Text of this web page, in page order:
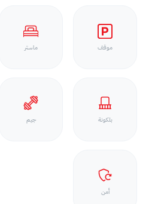
موقف ماستر
بلكونة جيم
أمن